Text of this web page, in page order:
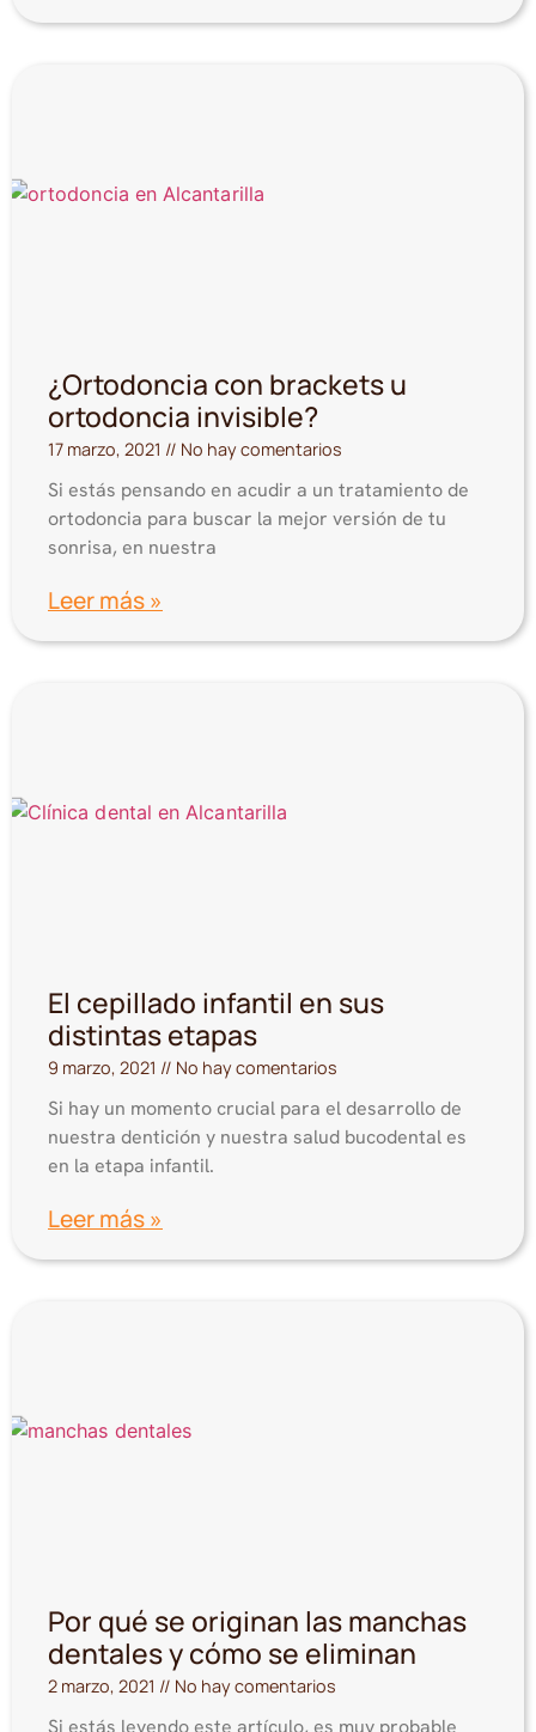
¿Ortodoncia con brackets u
ortodoncia invisible?
17 marzo, 2021 No hay comentarios
Si estás pensando en acudir a un tratamiento de
ortodoncia para buscar la mejor versión de tu
sonrisa, en nuestra
Leer más »
El cepillado infantil en sus
distintas etapas
9 marzo, 2021 No hay comentarios
Si hay un momento crucial para el desarrollo de
nuestra dentición y nuestra salud bucodental es
en la etapa infantil.
Leer más »
Por qué se originan las manchas
dentales y cómo se eliminan
2 marzo, 2021 No hay comentarios
Si estás leyendo este artículo, es muy probable